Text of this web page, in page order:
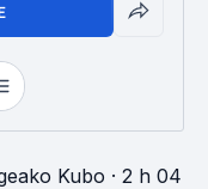
Kubo · 2 h 04